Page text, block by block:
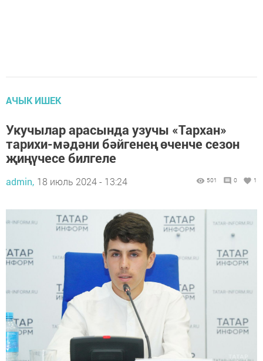
АЧЫК ИШЕК
Укучылар арасында узучы «Тархан»
тарихи-мәдәни бәйгенең өченче сезон
җиңүчесе билгеле
admin, 18 июль 2024 - 13:24 501 0 1